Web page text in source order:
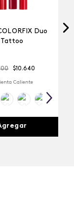
Duo
Tattoo
$10.640
Caliente